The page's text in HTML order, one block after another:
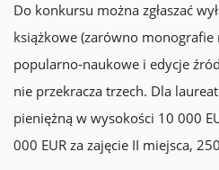
Do konkursu można zgłaszać
książkowe (zarówno
popularno-naukowe i edycje
nie przekracza trzech. Dla
pieniężną w wysokości 10 000
000 EUR za zajęcie II miejsca,